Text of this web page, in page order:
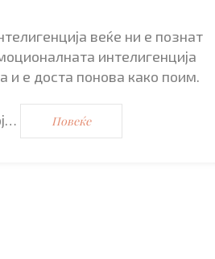
веќе ни е познат
интелигенција
и е доста понова како поим.
Повеќе